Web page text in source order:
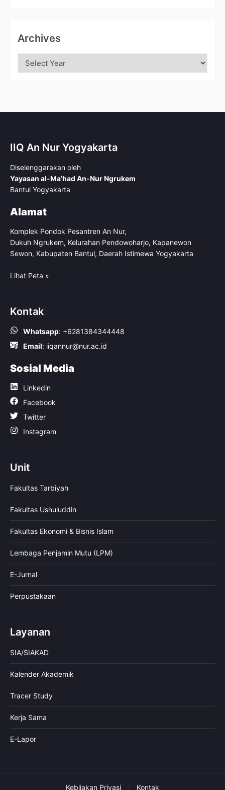
Archives
IIQ An Nur Yogyakarta
Diselenggarakan oleh
Yayasan al-Ma’had An-Nur Ngrukem
Bantul Yogyakarta
Alamat
Komplek Pondok Pesantren An Nur,
Dukuh Ngrukem, Kelurahan Pendowoharjo, Kapanewon
Sewon, Kabupaten Bantul, Daerah Istimewa Yogyakarta
Lihat Peta »
Kontak
Whatsapp: +6281384344448
Email: iiqannur@nur.ac.id
Sosial Media
Linkedin
Facebook
Twitter
Instagram
Unit
Fakultas Tarbiyah
Fakultas Ushuluddin
Fakultas Ekonomi & Bisnis Islam
Lembaga Penjamin Mutu (LPM)
E-Jurnal
Perpustakaan
Layanan
SIA/SIAKAD
Kalender Akademik
Tracer Study
Kerja Sama
E-Lapor
Kebijakan Privasi Kontak